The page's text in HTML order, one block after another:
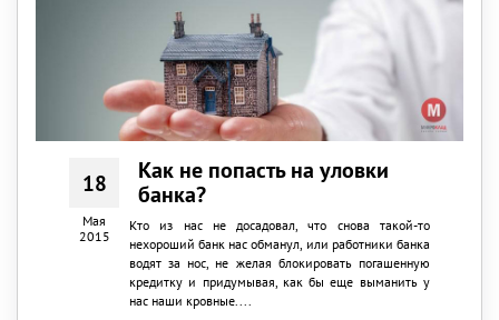
18
Мая
2015
Как не попасть на уловки
банка?
Кто из нас не досадовал, что снова такой-то
нехороший банк нас обманул, или работники банка
водят за нос, не желая блокировать погашенную
кредитку и придумывая, как бы еще выманить у
нас наши кровные....